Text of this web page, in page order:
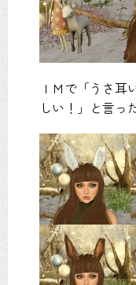
ＩＭで「うさ
しい！」と言っ